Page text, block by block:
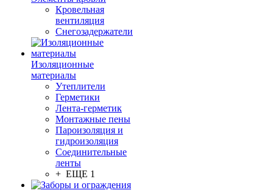
Кровельная
вентиляция
Снегозадержатели
Изоляционные
материалы
Утеплители
Герметики
Лента-герметик
Монтажные пены
Пароизоляция и
гидроизоляция
Соединительные
ленты
+ ЕЩЕ 1